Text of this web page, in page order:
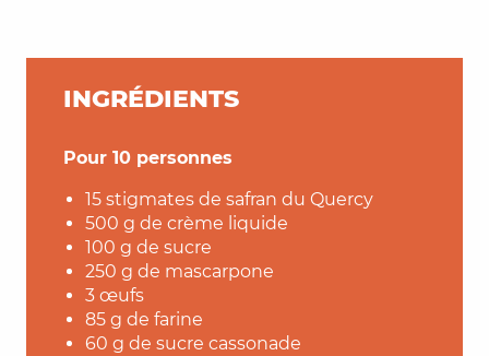
INGRÉDIENTS
Pour 10 personnes
15 stigmates de safran du Quercy
500 g de crème liquide
100 g de sucre
250 g de mascarpone
3 œufs
85 g de farine
60 g de sucre cassonade